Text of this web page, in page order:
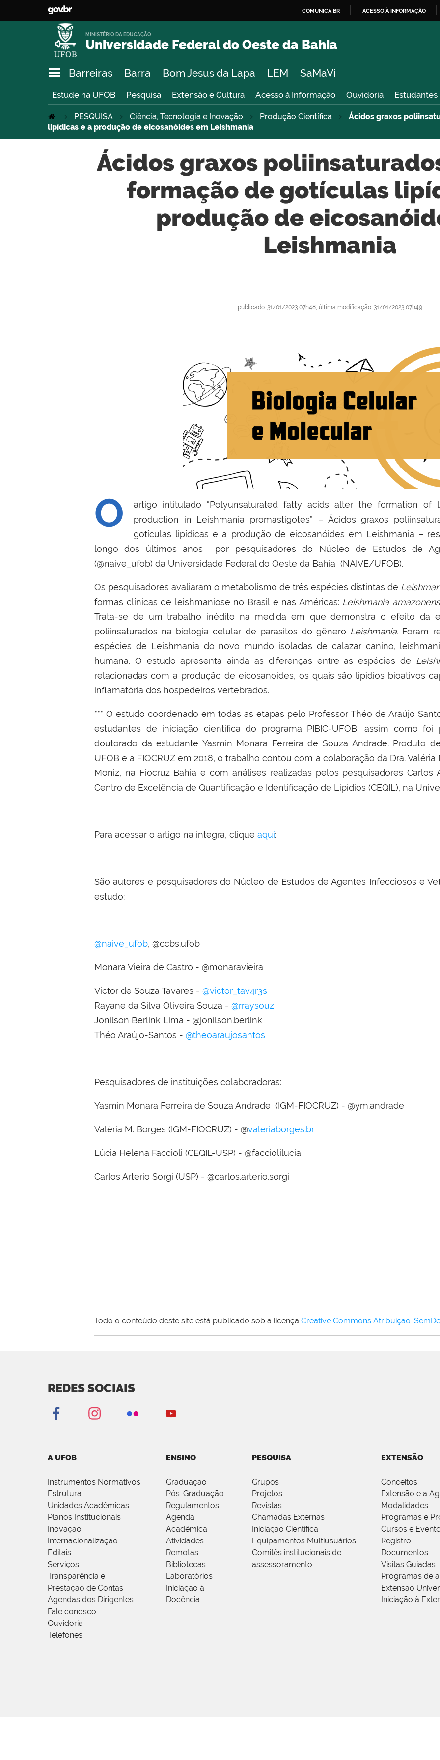
O
COMUNICA BR ACESSO À INFORMAÇÃO
Universidade Federal do Oeste da Bahia
MINISTÉRIO DA EDUCAÇÃO
Barreiras Barra Bom Jesus da Lapa LEM SaMaVi
Estude na UFOB Pesquisa Extensão e Cultura Acesso à Informação Ouvidoria Estudantes
PESQUISA Ciência, Tecnologia e Inovação Produção Científica
Ácidos graxos
lipídicas e a produção de eicosanóides em Leishmania
Ácidos graxos
formação de gotículas
produção de
Leishmania
publicado: 31/01/2023 07h48, última modificação: 31/01/2023 07h49
O
artigo intitulado “Polyunsaturated fatty acids alter the formation of
production in Leishmania promastigotes” – Ácidos graxos
gotículas lipídicas e a produção de eicosanóides em Leishmania –
longo dos últimos anos por pesquisadores do Núcleo de Estudos de
(@naive_ufob) da Universidade Federal do Oeste da Bahia (NAIVE/UFOB).
Os pesquisadores avaliaram o metabolismo de três espécies distintas de
formas clínicas de leishmaniose no Brasil e nas Américas: Leishmania
Trata-se de um trabalho inédito na medida em que demonstra o efeito da
poliinsaturados na biologia celular de parasitos do gênero Leishmania. Foram
espécies de Leishmania do novo mundo isoladas de calazar canino,
humana. O estudo apresenta ainda as diferenças entre as espécies de
relacionadas com a produção de eicosanoides, os quais são lipídios bioativos
inflamatória dos hospedeiros vertebrados.
*** O estudo coordenado em todas as etapas pelo Professor Théo de Araújo
estudantes de iniciação científica do programa PIBIC-UFOB, assim como
doutorado da estudante Yasmin Monara Ferreira de Souza Andrade. Produto
UFOB e a FIOCRUZ em 2018, o trabalho contou com a colaboração da Dra.
Moniz, na Fiocruz Bahia e com análises realizadas pelos pesquisadores Carlos
Centro de Excelência de Quantificação e Identificação de Lipídios (CEQIL), na
Para acessar o artigo na íntegra, clique aqui:
São autores e pesquisadores do Núcleo de Estudos de Agentes Infecciosos e
estudo:
@naive_ufob, @ccbs.ufob
Monara Vieira de Castro - @monaravieira
Victor de Souza Tavares - @victor_tav4r3s
Rayane da Silva Oliveira Souza - @rraysouz
Jonilson Berlink Lima - @jonilson.berlink
Théo Araújo-Santos - @theoaraujosantos
Pesquisadores de instituições colaboradoras:
Yasmin Monara Ferreira de Souza Andrade (IGM-FIOCRUZ) - @ym.andrade
Valéria M. Borges (IGM-FIOCRUZ) - @valeriaborges.br
Lúcia Helena Faccioli (CEQIL-USP) - @facciolilucia
Carlos Arterio Sorgi (USP) - @carlos.arterio.sorgi
Todo o conteúdo deste site está publicado sob a licença Creative Commons Atribuição-
REDES SOCIAIS
A UFOB
Instrumentos Normativos
Estrutura
Unidades Acadêmicas
Planos Institucionais
Inovação
Internacionalização
Editais
Serviços
Transparência e
Prestação de Contas
Agendas dos Dirigentes
Fale conosco
Ouvidoria
Telefones
ENSINO
Graduação
Pós-Graduação
Regulamentos
Agenda
Acadêmica
Atividades
Remotas
Bibliotecas
Laboratórios
Iniciação à
Docência
PESQUISA
Grupos
Projetos
Revistas
Chamadas Externas
Iniciação Científica
Equipamentos Multiusuários
Comitês institucionais de
assessoramento
EXTENSÃO
Conceitos
Extensão e a
Modalidades
Programas e
Cursos e
Registro
Documentos
Visitas Guiadas
Programas de
Extensão
Iniciação à